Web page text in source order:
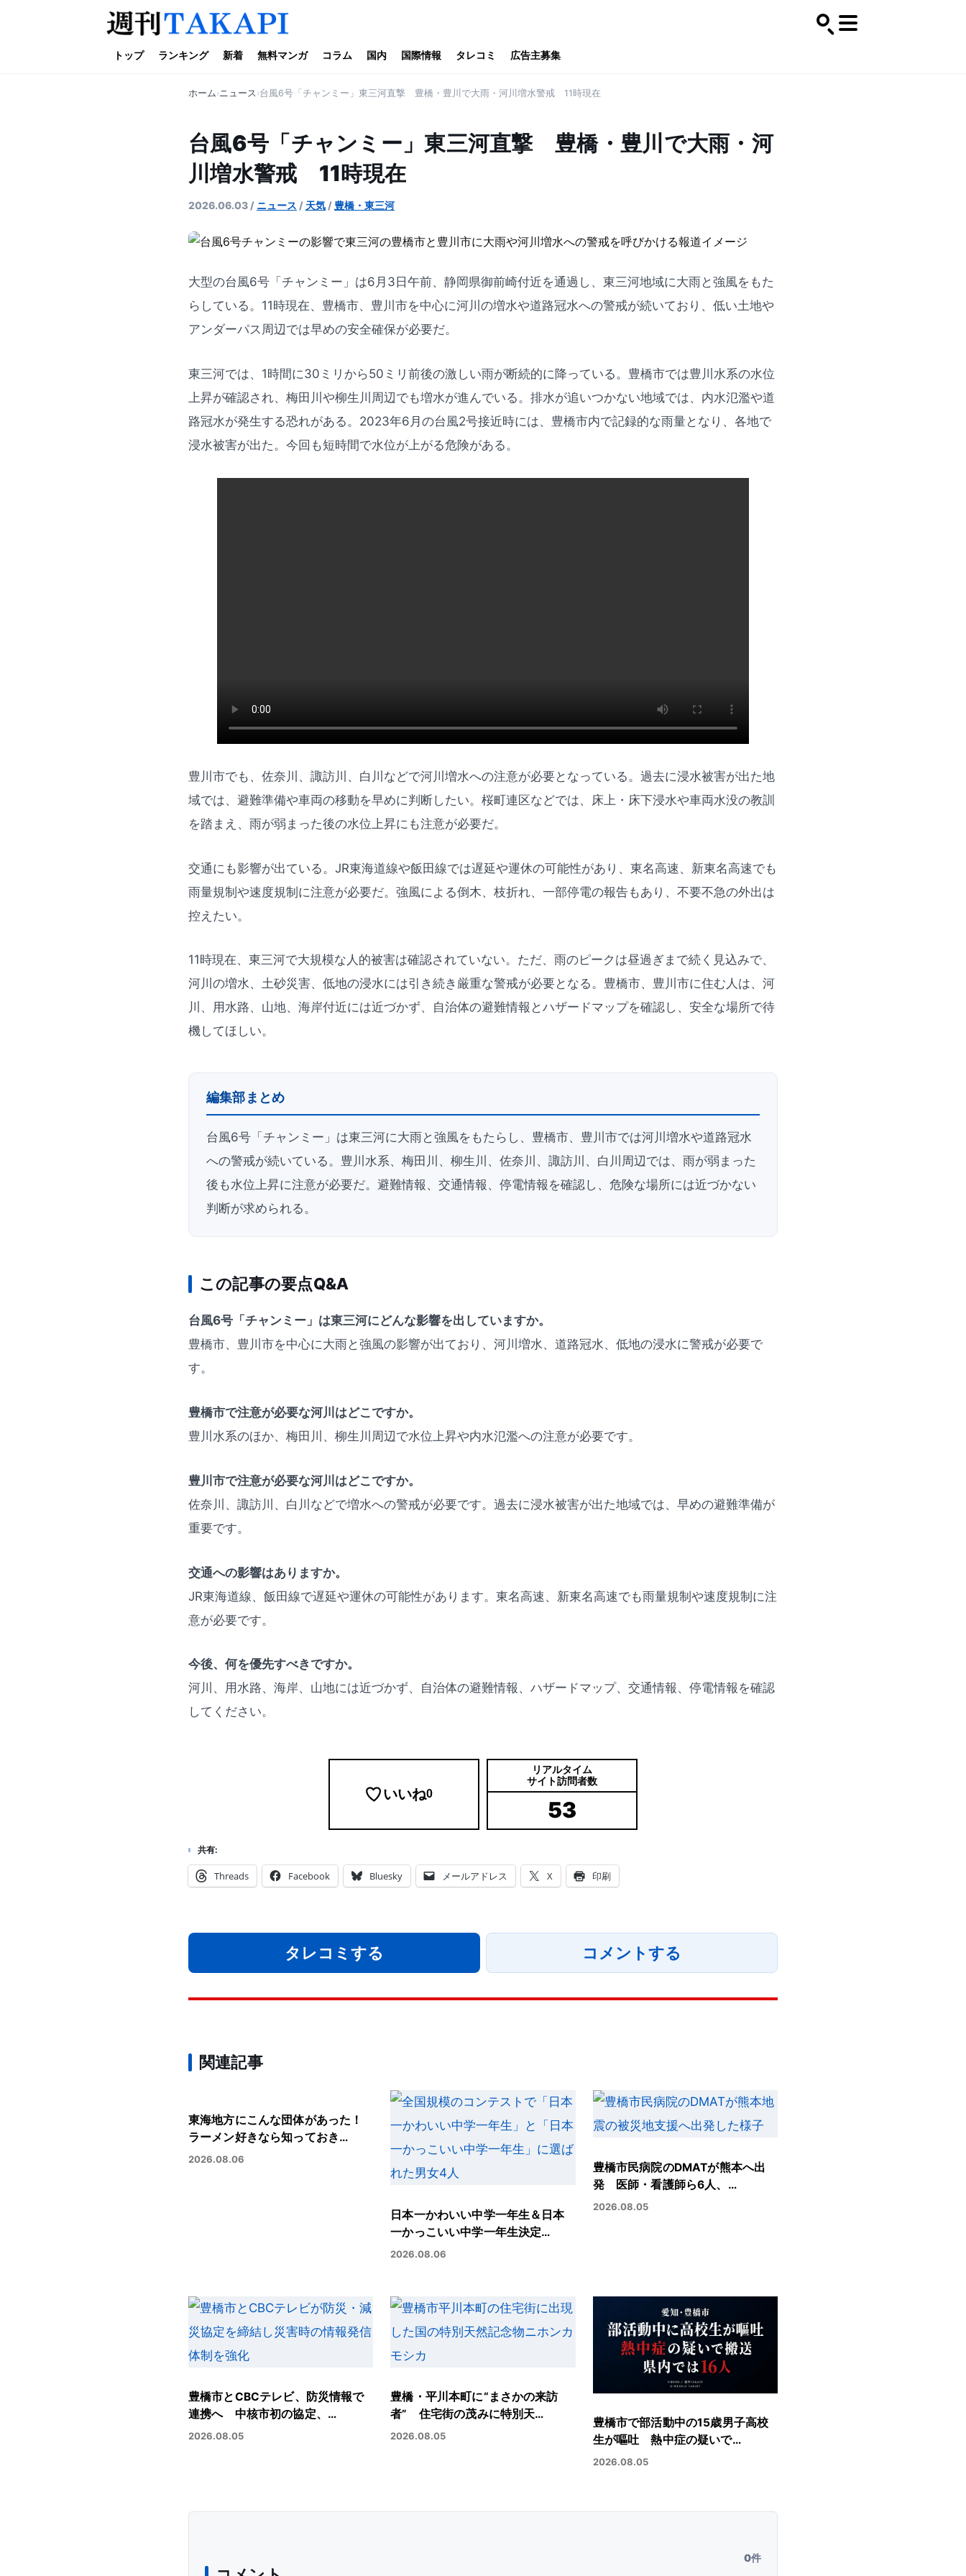
トップ ランキング 新着 無料マンガ コラム 国内 国際情報 タレコミ 広告主募集
ホーム ニュース 台風6号「チャンミー」東三河直撃 豊橋・豊川で大雨・河川増水警戒 11時現在
台風6号「チャンミー」東三河直撃 豊橋・豊川で大雨・河
川増水警戒 11時現在
2026.06.03 / ニュース / 天気 / 豊橋・東三河
大型の台風6号「チャンミー」は6月3日午前、静岡県御前崎付近を通過し、東三河地域に大雨と強風をもた
らしている。11時現在、豊橋市、豊川市を中心に河川の増水や道路冠水への警戒が続いており、低い土地や
アンダーパス周辺では早めの安全確保が必要だ。
東三河では、1時間に30ミリから50ミリ前後の激しい雨が断続的に降っている。豊橋市では豊川水系の水位
上昇が確認され、梅田川や柳生川周辺でも増水が進んでいる。排水が追いつかない地域では、内水氾濫や道
路冠水が発生する恐れがある。2023年6月の台風2号接近時には、豊橋市内で記録的な雨量となり、各地で
浸水被害が出た。今回も短時間で水位が上がる危険がある。
豊川市でも、佐奈川、諏訪川、白川などで河川増水への注意が必要となっている。過去に浸水被害が出た地
域では、避難準備や車両の移動を早めに判断したい。桜町連区などでは、床上・床下浸水や車両水没の教訓
を踏まえ、雨が弱まった後の水位上昇にも注意が必要だ。
交通にも影響が出ている。JR東海道線や飯田線では遅延や運休の可能性があり、東名高速、新東名高速でも
雨量規制や速度規制に注意が必要だ。強風による倒木、枝折れ、一部停電の報告もあり、不要不急の外出は
控えたい。
11時現在、東三河で大規模な人的被害は確認されていない。ただ、雨のピークは昼過ぎまで続く見込みで、
河川の増水、土砂災害、低地の浸水には引き続き厳重な警戒が必要となる。豊橋市、豊川市に住む人は、河
川、用水路、山地、海岸付近には近づかず、自治体の避難情報とハザードマップを確認し、安全な場所で待
機してほしい。
編集部まとめ
台風6号「チャンミー」は東三河に大雨と強風をもたらし、豊橋市、豊川市では河川増水や道路冠水
への警戒が続いている。豊川水系、梅田川、柳生川、佐奈川、諏訪川、白川周辺では、雨が弱まった
後も水位上昇に注意が必要だ。避難情報、交通情報、停電情報を確認し、危険な場所には近づかない
判断が求められる。
この記事の要点Q&A
台風6号「チャンミー」は東三河にどんな影響を出していますか。
豊橋市、豊川市を中心に大雨と強風の影響が出ており、河川増水、道路冠水、低地の浸水に警戒が必要で
す。
豊橋市で注意が必要な河川はどこですか。
豊川水系のほか、梅田川、柳生川周辺で水位上昇や内水氾濫への注意が必要です。
豊川市で注意が必要な河川はどこですか。
佐奈川、諏訪川、白川などで増水への警戒が必要です。過去に浸水被害が出た地域では、早めの避難準備が
重要です。
交通への影響はありますか。
JR東海道線、飯田線で遅延や運休の可能性があります。東名高速、新東名高速でも雨量規制や速度規制に注
意が必要です。
今後、何を優先すべきですか。
河川、用水路、海岸、山地には近づかず、自治体の避難情報、ハザードマップ、交通情報、停電情報を確認
してください。
いいね0
リアルタイム
サイト訪問者数
53
共有:
Threads Facebook Bluesky メールアドレス X 印刷
タレコミする コメントする
関連記事
東海地方にこんな団体があった！
ラーメン好きなら知っておき…
2026.08.06
日本一かわいい中学一年生＆日本
一かっこいい中学一年生決定…
2026.08.06
豊橋市民病院のDMATが熊本へ出
発 医師・看護師ら6人、…
2026.08.05
豊橋市とCBCテレビ、防災情報で
連携へ 中核市初の協定、…
2026.08.05
豊橋・平川本町に“まさかの来訪
者” 住宅街の茂みに特別天…
2026.08.05
豊橋市で部活動中の15歳男子高校
生が嘔吐 熱中症の疑いで…
2026.08.05
0件